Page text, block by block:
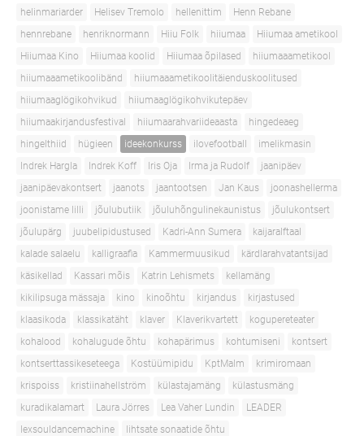
helinmariarder
Helisev Tremolo hellenittim
Henn Rebane
hennrebane
henriknormann Hiiu Folk hiiumaa
Hiiumaa ametikool
Hiiumaa Kino
Hiiumaa koolid Hiiumaa õpilased
hiiumaaametikool
hiiumaaametikoolibänd
hiiumaaametikoolitäienduskoolitused
hiiumaaglögikohvikud
hiiumaaglögikohvikutepäev
hiiumaakirjandusfestival
hiiumaarahvariideaasta
hingedeaeg
hingelthiid
hügieen ideekonkurss ilovefootball
imelikmasin
Indrek Hargla
Indrek Koff Iris Oja Irma ja Rudolf
jaanipäev
jaanipäevakontsert
jaanots jaantootsen Jan Kaus
joonashellerma
joonistame lilli
jõulubutiik jõuluhõngulinekaunistus
jõulukontsert
jõulupärg
juubelipidustused Kadri-Ann Sumera
kaijaralftaal
kalade salaelu
kalligraafia Kammermuusikud
kärdlarahvatantsijad
käsikellad
Kassari mõis Katrin Lehismets
kellamäng
kikilipsuga mässaja
kino kinoõhtu kirjandus
kirjastused
klaasikoda
klassikatäht klaver Klaverikvartett
kogupereteater
kohalood
kohalugude õhtu kohapärimus kohtumiseni
kontsert
kontserttassikeseteega
Kostüümipidu KptMalm
krimiromaan
krispoiss
kristiinahellström külastajamäng
külastusmäng
kuradikalamart
Laura Jörres Lea Vaher Lundin
LEADER
lexsouldancemachine
lihtsate sonaatide õhtu